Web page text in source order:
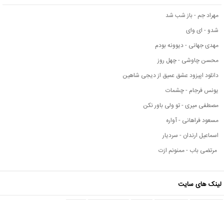
مهراد جم - باز شب شد
شدو - ای وای
مهدی جهانی - دیوونه بودم
محسن چاوشی - چهل روز
دانلود اپیزود عشق عمیق از دیجی شاهین
یونس فرجام - چشمات
مصطفی میری - تو ولی باور نکن
مسعود فراهانی - آواره
اسماعیل ارندان - سردیار
مرتضی باب - ممنونم ازت
لینک های سایت